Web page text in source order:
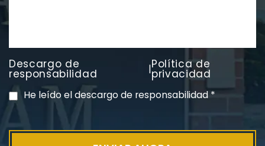
PVC Cloruro de polivinilo
Exposición
Descargo de
responsabilidad |Política de
privacidad
He leído el descargo de responsabilidad*